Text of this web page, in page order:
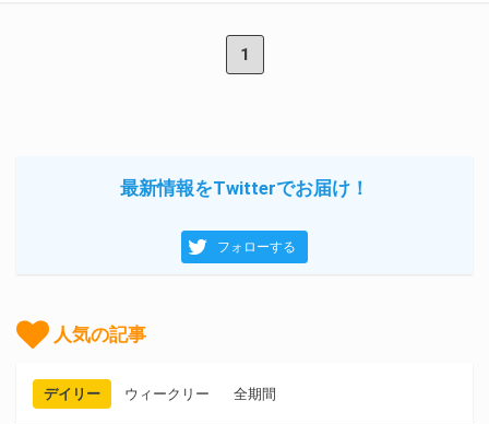
1
最新情報をTwitterでお届け！
フォローする
人気の記事
デイリー ウィークリー 全期間